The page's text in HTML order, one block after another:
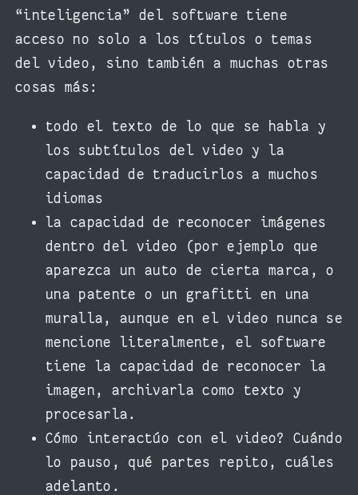
“inteligencia” del software tiene
acceso no solo a los títulos o temas
del video, sino también a muchas otras
cosas más:
todo el texto de lo que se habla y
los subtítulos del video y la
capacidad de traducirlos a muchos
idiomas
la capacidad de reconocer imágenes
dentro del video (por ejemplo que
aparezca un auto de cierta marca, o
una patente o un grafitti en una
muralla, aunque en el video nunca se
mencione literalmente, el software
tiene la capacidad de reconocer la
imagen, archivarla como texto y
procesarla.
Cómo interactúo con el video? Cuándo
lo pauso, qué partes repito, cuáles
adelanto.